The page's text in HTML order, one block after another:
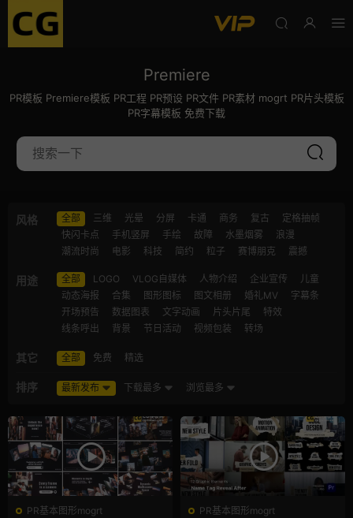
Premiere
PR模板 Premiere模板 PR工程 PR预设 PR文件 PR素材 mogrt PR片头模板
PR字幕模板 免费下载
风格 全部 三维 光晕 分屏 卡通 商务 复古
定格抽帧
快闪卡点
手机竖屏 手绘 故障 水墨烟雾
浪漫
潮流时尚
电影 科技 简约 粒子 赛博朋克 震撼
用途 全部 LOGO VLOG自媒体 人物介绍 企业宣传
儿童
动态海报
合集 图形图标 图文相册 婚礼MV
字幕条
开场预告
数据图表 文字动画 片头片尾
特效
线条呼出
背景 节日活动 视频包装 转场
其它 全部 免费 精选
排序 最新发布 下载最多 浏览最多
PR基本图形mogrt
PR基本图形mogrt